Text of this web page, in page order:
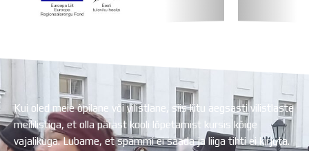
Kui oled meie õpilane või vilistlane, siis liitu aegsasti vilistlaste
meililistiga, et olla pärast kooli lõpetamist kursis kõige
vajalikuga. Lubame, et spämmi ei saada ja liiga tihti ei kirjuta.